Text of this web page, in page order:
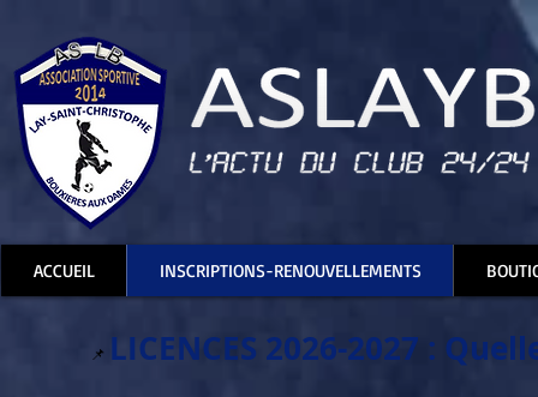
ACCUEIL INSCRIPTIONS-RENOUVELLEMENTS
📌 LICENCES 2026-2027 :